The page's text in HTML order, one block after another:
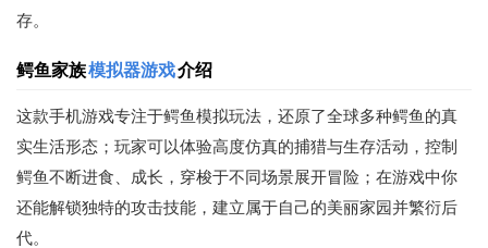
存。
鳄鱼家族模拟器游戏介绍
这款手机游戏专注于鳄鱼模拟玩法，还原了全球多种鳄鱼的真
实生活形态；玩家可以体验高度仿真的捕猎与生存活动，控制
鳄鱼不断进食、成长，穿梭于不同场景展开冒险；在游戏中你
还能解锁独特的攻击技能，建立属于自己的美丽家园并繁衍后
代。